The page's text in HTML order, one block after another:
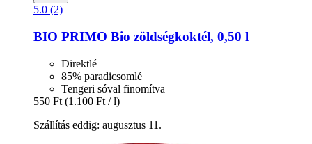
5.0 (2)
BIO PRIMO Bio zöldségkoktél, 0,50 l
Direktlé
85% paradicsomlé
Tengeri sóval finomítva
550 Ft (1.100 Ft / l)
Szállítás eddig: augusztus 11.